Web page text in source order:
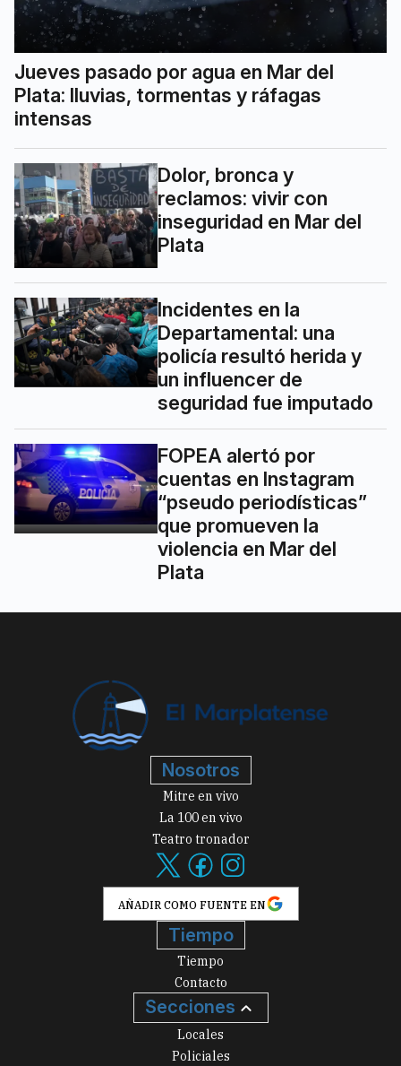
Jueves pasado por agua en Mar del
Plata: lluvias, tormentas y ráfagas
intensas
Dolor, bronca y
reclamos: vivir con
inseguridad en Mar del
Plata
Incidentes en la
Departamental: una
policía resultó herida y
un influencer de
seguridad fue imputado
FOPEA alertó por
cuentas en Instagram
“pseudo periodísticas”
que promueven la
violencia en Mar del
Plata
Nosotros
Mitre en vivo
La 100 en vivo
Teatro tronador
AÑADIR COMO FUENTE EN
Tiempo
Tiempo
Contacto
Secciones
Locales
Policiales